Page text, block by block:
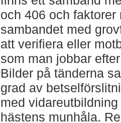
och 406 och
sambandet med
att verifiera eller
som man jobbar
Bilder på tänderna
grad av
med
hästens munhåla.